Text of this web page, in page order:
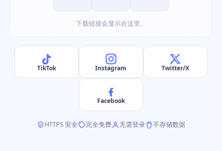
下载链接会显示在这里。
TikTok Instagram Twitter/X
Facebook
HTTPS 安全 完全免费 无需登录 不存储数据